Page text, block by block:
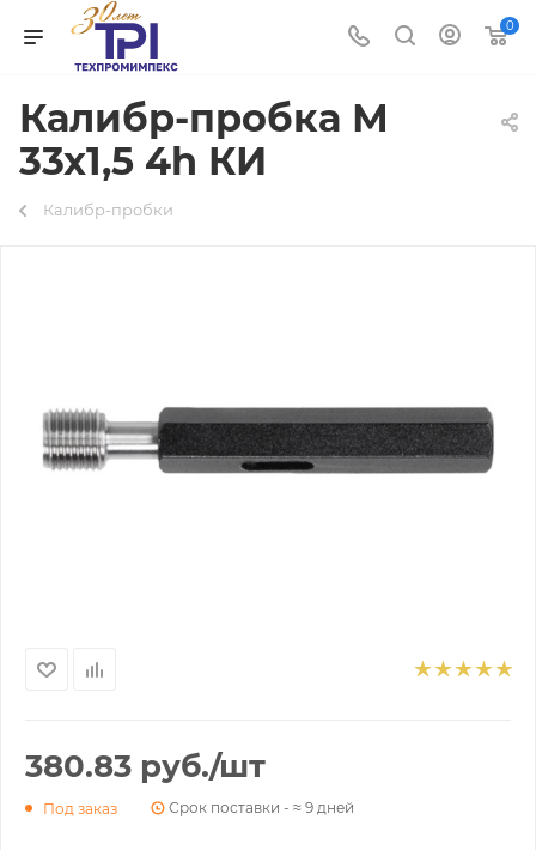
0
Калибр-пробка М
33х1,5 4h КИ
Калибр-пробки
380.83 руб./шт
Под заказ Срок поставки - ≈ 9 дней